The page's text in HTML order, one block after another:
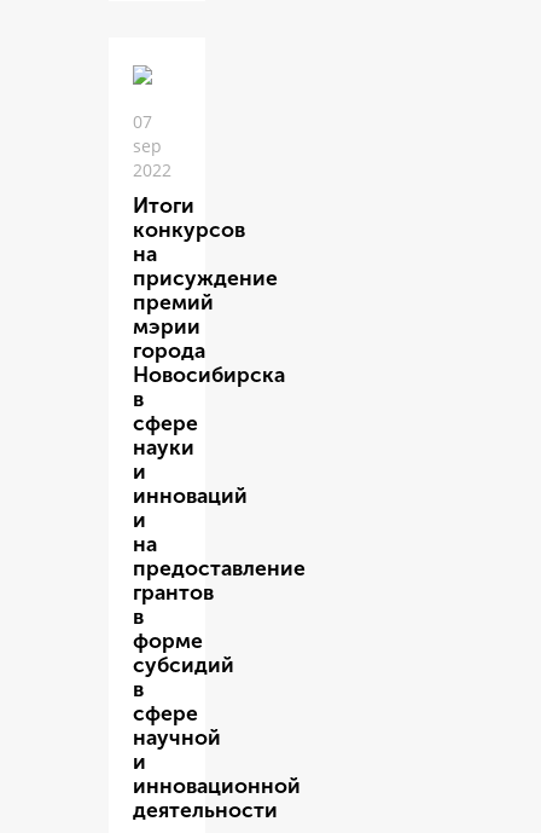
07
sep
2022
Итоги
конкурсов
на
присуждение
премий
мэрии
города
Новосибирска
в
сфере
науки
и
инноваций
и
на
предоставление
грантов
в
форме
субсидий
в
сфере
научной
и
инновационной
деятельности